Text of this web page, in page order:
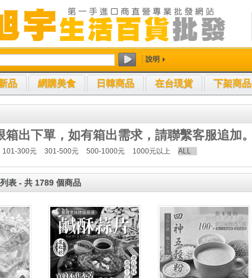
品 網購美食 日韓商品 在台現貨 下架商品
說明
箱出下單，如有箱出需求，請聯繫客服追加。
101-300元 301-500元 500-1000元 1000元以上 ALL
表 - 共 1789 個商品